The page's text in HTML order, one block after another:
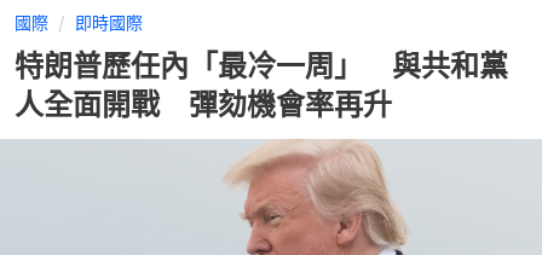
國際 即時國際
特朗普歷任內「最冷一周」 與共和黨
人全面開戰 彈劾機會率再升